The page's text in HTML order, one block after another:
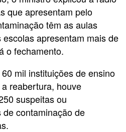
que apresentam pelo
têm as aulas
apresentam mais de
o fechamento.
mil instituições de ensino
reabertura, houve
suspeitas ou
contaminação de